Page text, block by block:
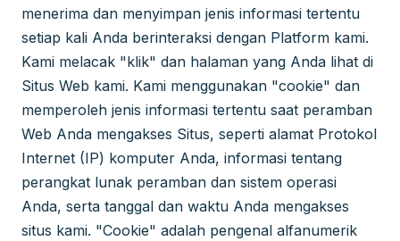
menerima dan menyimpan jenis informasi tertentu
setiap kali Anda berinteraksi dengan Platform kami.
Kami melacak "klik" dan halaman yang Anda lihat di
Situs Web kami. Kami menggunakan "cookie" dan
memperoleh jenis informasi tertentu saat peramban
Web Anda mengakses Situs, seperti alamat Protokol
Internet (IP) komputer Anda, informasi tentang
perangkat lunak peramban dan sistem operasi
Anda, serta tanggal dan waktu Anda mengakses
situs kami. "Cookie" adalah pengenal alfanumerik